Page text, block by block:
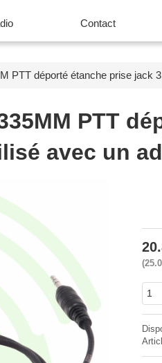
Contact
PTT déporté étanche prise jack
PTT
avec un